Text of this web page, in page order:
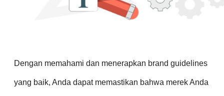
Dengan memahami dan menerapkan brand guidelines
yang baik, Anda dapat memastikan bahwa merek Anda